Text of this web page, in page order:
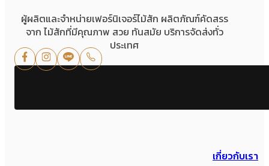
ผู้ผลิตและจำหน่ายเฟอร์นิเจอร์ไม้สัก ผลิตภัณฑ์คัดสรร
จาก ไม้สักที่มีคุณภาพ สวย ทันสมัย บริการจัดส่งทั่ว
ประเทศ
เกี่ยวกับเรา